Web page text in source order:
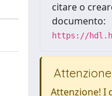
citare o
documento:
https://
Attenzione
Attenzione! I